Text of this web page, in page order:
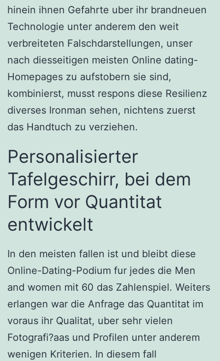
hinein ihnen Gefahrte uber ihr brandneuen
Technologie unter anderem den weit
verbreiteten Falschdarstellungen, unser
nach diesseitigen meisten Online dating-
Homepages zu aufstobern sie sind,
kombinierst, musst respons diese Resilienz
diverses Ironman sehen, nichtens zuerst
das Handtuch zu verziehen.
Personalisierter
Tafelgeschirr, bei dem
Form vor Quantitat
entwickelt
In den meisten fallen ist und bleibt diese
Online-Dating-Podium fur jedes die Men
and women mit 60 das Zahlenspiel. Weiters
erlangen war die Anfrage das Quantitat im
voraus ihr Qualitat, uber sehr vielen
Fotografi?a­as und Profilen unter anderem
wenigen Kriterien. In diesem fall